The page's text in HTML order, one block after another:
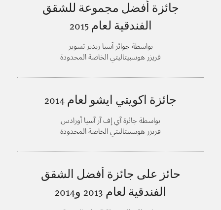
جائزة أفضل مجموعة للشقق
الفندقية لعام2015
بواسطة جوائز آسيا ريديز تشويز
فريزر هوسبيتاليتي الخاصة المحدودة
جائزة اكويتي ايشو لعام2014
بواسطة جائزة آي إف آر آسيا أورادس
فريزر هوسبيتاليتي الخاصة المحدودة
حائز على جائزة أفضل الشقق
الفندقية لعام2013 و2014